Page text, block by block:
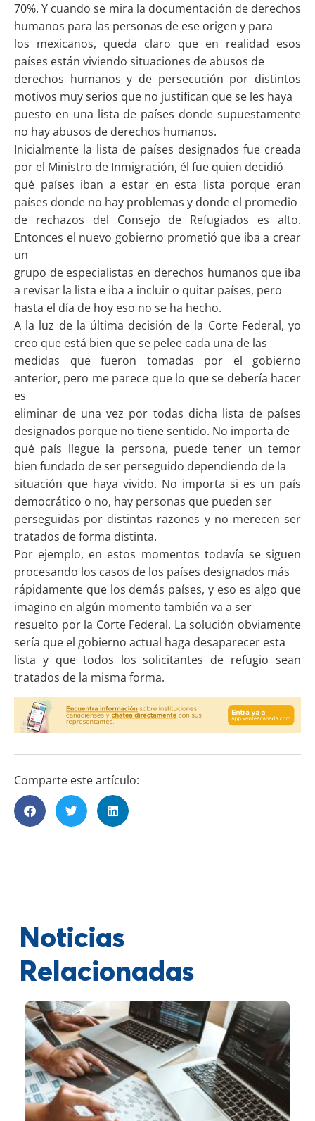
70%. Y cuando se mira la documentación de derechos
humanos para las personas de ese origen y para
los mexicanos, queda claro que en realidad esos
países están viviendo situaciones de abusos de
derechos humanos y de persecución por distintos
motivos muy serios que no justifican que se les haya
puesto en una lista de países donde supuestamente
no hay abusos de derechos humanos.
Inicialmente la lista de países designados fue creada
por el Ministro de Inmigración, él fue quien decidió
qué países iban a estar en esta lista porque eran
países donde no hay problemas y donde el promedio
de rechazos del Consejo de Refugiados es alto.
Entonces el nuevo gobierno prometió que iba a crear
un
grupo de especialistas en derechos humanos que iba
a revisar la lista e iba a incluir o quitar países, pero
hasta el día de hoy eso no se ha hecho.
A la luz de la última decisión de la Corte Federal, yo
creo que está bien que se pelee cada una de las
medidas que fueron tomadas por el gobierno
anterior, pero me parece que lo que se debería hacer
es
eliminar de una vez por todas dicha lista de países
designados porque no tiene sentido. No importa de
qué país llegue la persona, puede tener un temor
bien fundado de ser perseguido dependiendo de la
situación que haya vivido. No importa si es un país
democrático o no, hay personas que pueden ser
perseguidas por distintas razones y no merecen ser
tratados de forma distinta.
Por ejemplo, en estos momentos todavía se siguen
procesando los casos de los países designados más
rápidamente que los demás países, y eso es algo que
imagino en algún momento también va a ser
resuelto por la Corte Federal. La solución obviamente
sería que el gobierno actual haga desaparecer esta
lista y que todos los solicitantes de refugio sean
tratados de la misma forma.
Comparte este artículo:
Noticias
Relacionadas